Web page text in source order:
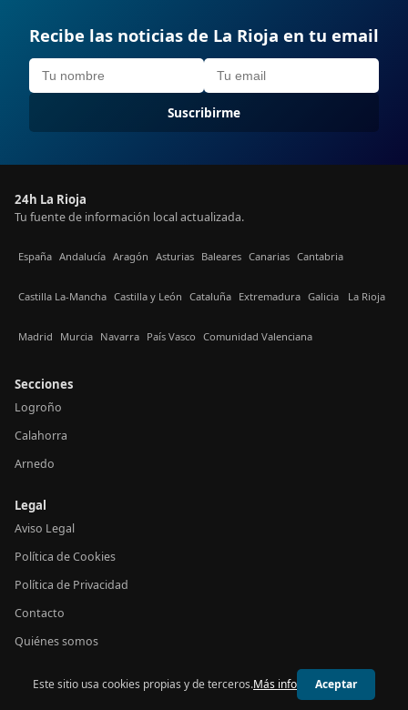
Recibe las noticias de La Rioja en tu email
Suscribirme
24h La Rioja
Tu fuente de información local actualizada.
España Andalucía Aragón Asturias Baleares Canarias Cantabria
Castilla La-Mancha Castilla y León Cataluña Extremadura Galicia La Rioja
Madrid Murcia Navarra País Vasco Comunidad Valenciana
Secciones
Logroño
Calahorra
Arnedo
Legal
Aviso Legal
Política de Cookies
Política de Privacidad
Contacto
Quiénes somos
© 2026 24h La Rioja
Este sitio usa cookies propias y de terceros.Más info Aceptar